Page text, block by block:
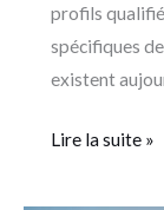
profils
spécifiques
existent
Lire la suite »